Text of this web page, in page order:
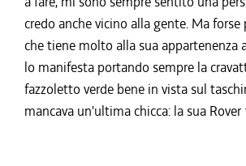
credo anche vicino alla gente. Ma forse
che tiene molto alla sua appartenenza
lo manifesta portando sempre la
fazzoletto verde bene in vista sul
mancava un'ultima chicca: la sua